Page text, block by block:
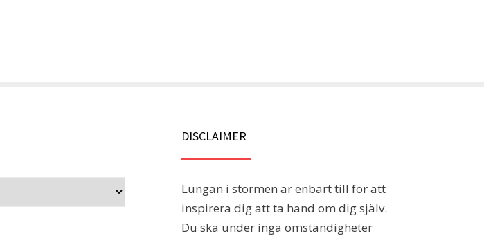
DISCLAIMER
Lungan i stormen är enbart till för att
inspirera dig att ta hand om dig själv.
Du ska under inga omständigheter